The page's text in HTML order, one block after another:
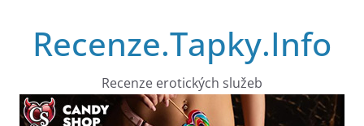
obsahRecenze.Tapky.Info
Recenze erotických služeb